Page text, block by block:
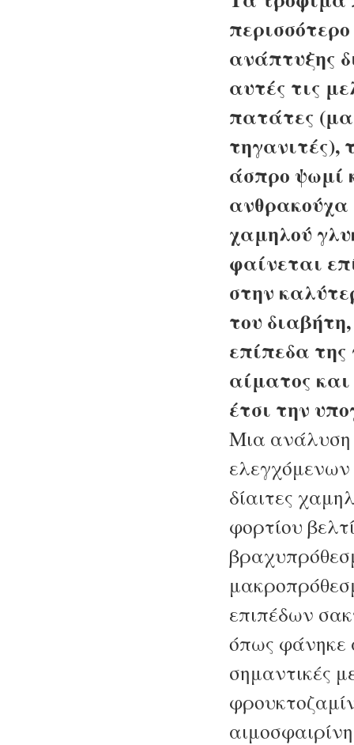
ανάπτυξης
αυτές τις
πατάτες
τηγανιτές),
άσπρο ψωμί
ανθρακούχα
χαμηλού
φαίνεται
στην
του
επίπεδα της
αίματος
έτσι την
Μια ανάλυση
ελεγχόμενων
δίαιτες
φορτίου
επιπέδων
όπως φάνηκε
σημαντικές